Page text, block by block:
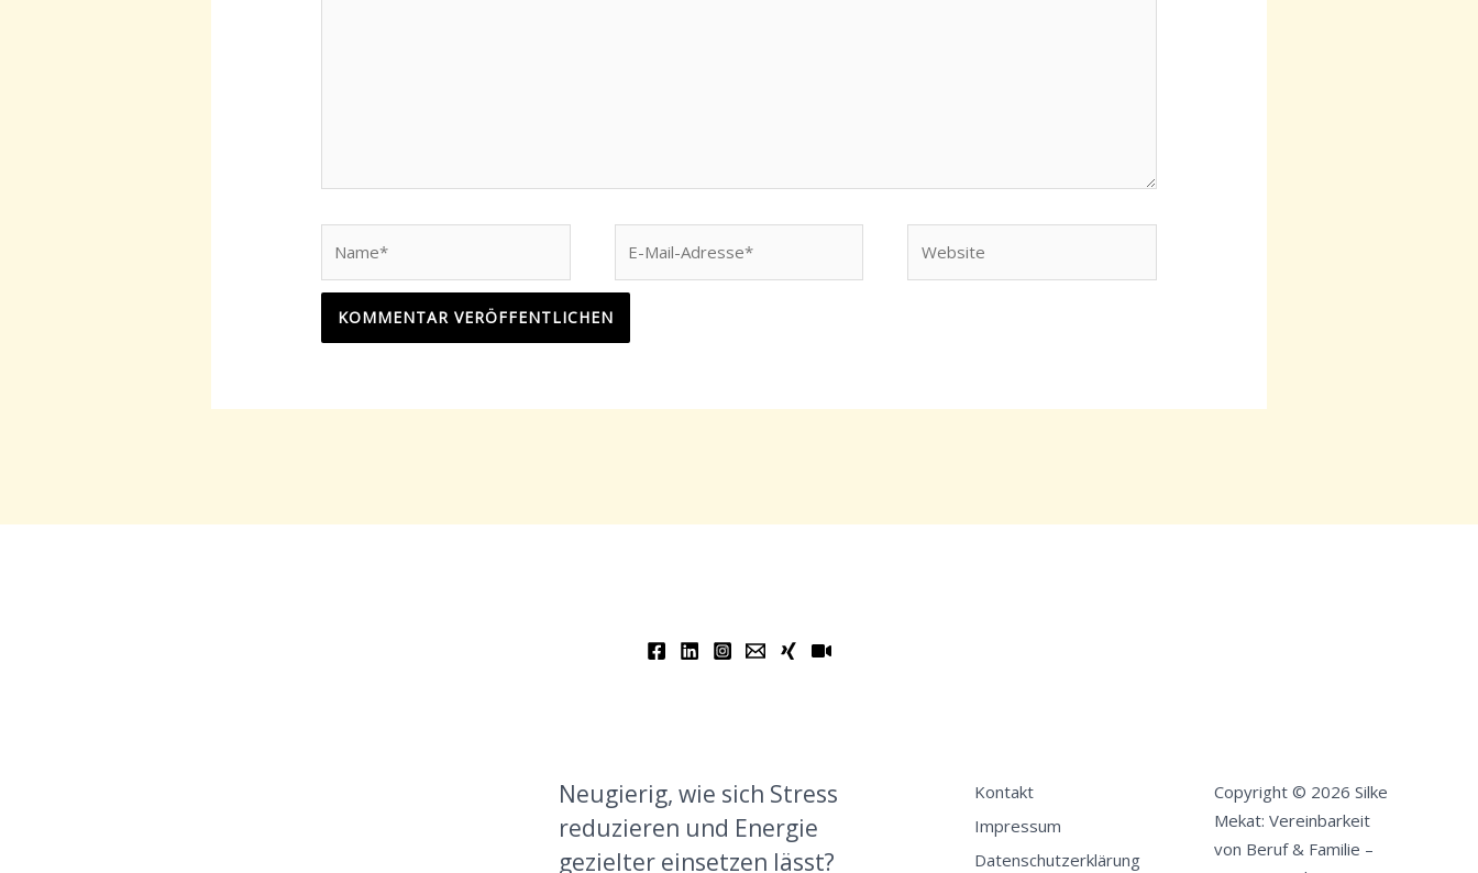
Adresse*
Neugierig, wie sich Stress
reduzieren und Energie
gezielter einsetzen lässt?
Kontakt
Impressum
Datenschutzerklärung
Copyright © 2026 Silke
Mekat: Vereinbarkeit
von Beruf & Familie –